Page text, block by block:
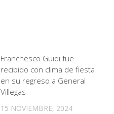
Franchesco Guidi fue
recibido con clima de fiesta
en su regreso a General
Villegas
15 NOVIEMBRE, 2024